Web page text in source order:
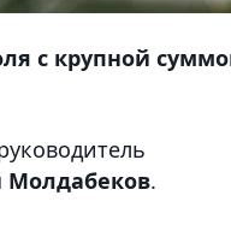
с крупной
.